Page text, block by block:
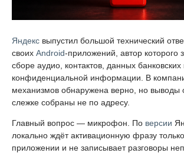
Яндекс выпустил большой технический
своих Android-приложений, автор которого
сборе аудио, контактов, данных банковских
конфиденциальной информации. В
механизмов обнаружена верно, но выводы
слежке собраны не по адресу.
Главный вопрос — микрофон. По версии
локально ждёт активационную фразу
приложении и не записывает разговоры